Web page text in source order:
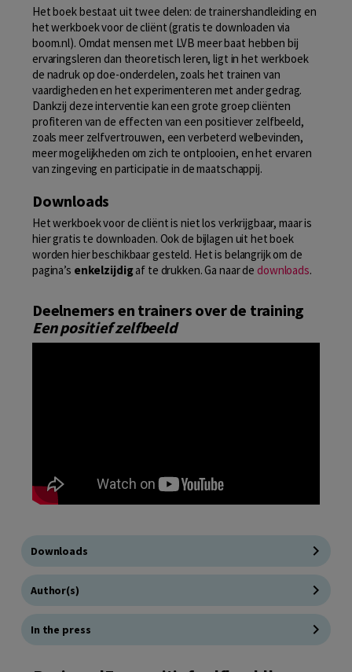
Het boek bestaat uit twee delen: de trainershandleiding en
het werkboek voor de cliënt (gratis te downloaden via
boom.nl). Omdat mensen met LVB meer baat hebben bij
ervaringsleren dan theoretisch leren, ligt in het werkboek
de nadruk op doe-onderdelen, zoals het trainen van
vaardigheden en het experimenteren met ander gedrag.
Dankzij deze interventie kan een grote groep cliënten
profiteren van de effecten van een positiever zelfbeeld,
zoals meer zelfvertrouwen, een verbeterd welbevinden,
meer mogelijkheden om zich te ontplooien, en het ervaren
van zingeving en participatie in de maatschappij.
Downloads
Het werkboek voor de cliënt is niet los verkrijgbaar, maar is
hier gratis te downloaden. Ook de bijlagen uit het boek
worden hier beschikbaar gesteld. Het is belangrijk om de
pagina’s enkelzijdigaf te drukken. Ga naar dedownloads.
Deelnemers en trainers over de training
Een positief zelfbeeld
Downloads
Author(s)
In the press